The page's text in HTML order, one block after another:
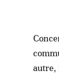
autre,